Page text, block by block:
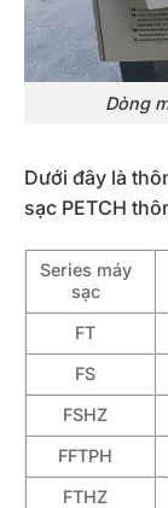
Dòng
Dưới đây là
sạc PETCH
Series máy
sạc
FT
FS
FSHZ
FFTPH
FTHZ